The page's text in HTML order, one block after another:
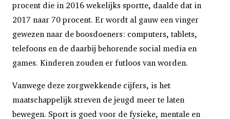
procent die in 2016 wekelijks sportte, daalde dat in
2017 naar 70 procent. Er wordt al gauw een vinger
gewezen naar de boosdoeners: computers, tablets,
telefoons en de daarbij behorende social media en
games. Kinderen zouden er futloos van worden.
Vanwege deze zorgwekkende cijfers, is het
maatschappelijk streven de jeugd meer te laten
bewegen. Sport is goed voor de fysieke, mentale en